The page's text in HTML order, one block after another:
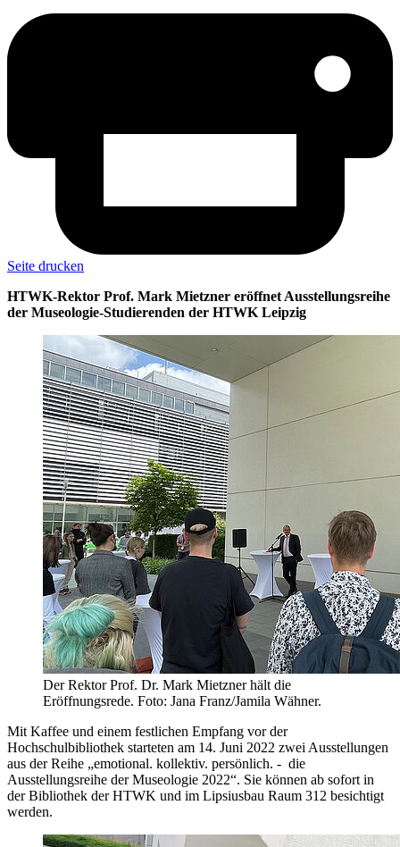
Seite drucken
HTWK-Rektor Prof. Mark Mietzner eröffnet Ausstellungsreihe
der Museologie-Studierenden der HTWK Leipzig
Der Rektor Prof. Dr. Mark Mietzner hält die
Eröffnungsrede. Foto: Jana Franz/Jamila Wähner.
Mit Kaffee und einem festlichen Empfang vor der
Hochschulbibliothek starteten am 14. Juni 2022 zwei Ausstellungen
aus der Reihe „emotional. kollektiv. persönlich. - die
Ausstellungsreihe der Museologie 2022“. Sie können ab sofort in
der Bibliothek der HTWK und im Lipsiusbau Raum 312 besichtigt
werden.